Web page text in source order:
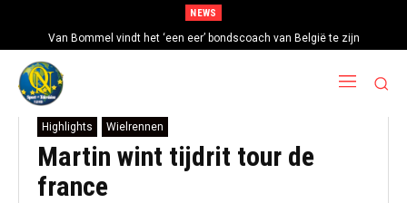
NEWS
Van Bommel vindt het ‘een eer’ bondscoach van België te zijn
Highlights Wielrennen
Martin wint tijdrit tour de
france